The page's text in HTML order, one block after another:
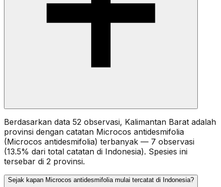
Berdasarkan data 52 observasi, Kalimantan Barat adalah
provinsi dengan catatan Microcos antidesmifolia
(Microcos antidesmifolia) terbanyak — 7 observasi
(13.5% dari total catatan di Indonesia). Spesies ini
tersebar di 2 provinsi.
Sejak kapan Microcos antidesmifolia mulai tercatat di Indonesia?